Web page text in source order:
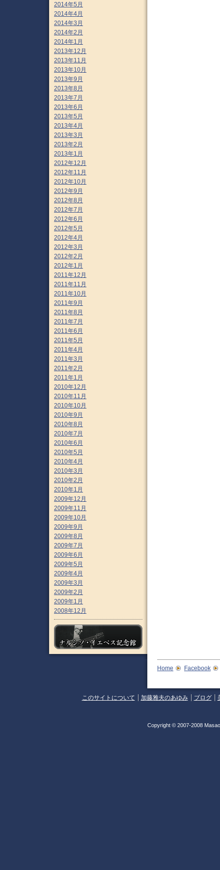
2014年5月
2014年4月
2014年3月
2014年2月
2014年1月
2013年12月
2013年11月
2013年10月
2013年9月
2013年8月
2013年7月
2013年6月
2013年5月
2013年4月
2013年3月
2013年2月
2013年1月
2012年12月
2012年11月
2012年10月
2012年9月
2012年8月
2012年7月
2012年6月
2012年5月
2012年4月
2012年3月
2012年2月
2012年1月
2011年12月
2011年11月
2011年10月
2011年9月
2011年8月
2011年7月
2011年6月
2011年5月
2011年4月
2011年3月
2011年2月
2011年1月
2010年12月
2010年11月
2010年10月
2010年9月
2010年8月
2010年7月
2010年6月
2010年5月
2010年4月
2010年3月
2010年2月
2010年1月
2009年12月
2009年11月
2009年10月
2009年9月
2009年8月
2009年7月
2009年6月
2009年5月
2009年4月
2009年3月
2009年2月
2009年1月
2008年12月
Home Facebook
このサイトについて 加藤雅夫のあゆみ ブログ
Copyright © 2007-2008